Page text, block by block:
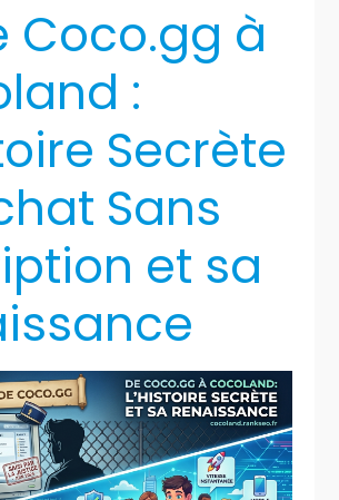
Coco.gg à
:
Secrète
Sans
et sa